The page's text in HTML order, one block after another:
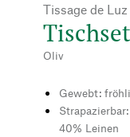
Tissage de Luz
Oliv
Gewebt:
40% Leinen